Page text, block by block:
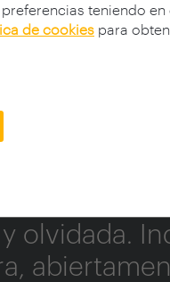
teniendo
de cookies para
olvidada.